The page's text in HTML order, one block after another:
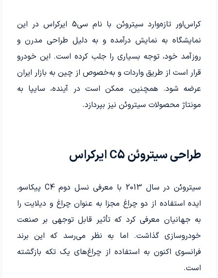
کراس‌اور تازه‌وارد سیتروئن با نام سی5 ایرکراس در این
نمایشگاه به نمایش درآمده و به دلیل طراحی مدرن و
روزآمد خود، توجه بسیاری را جلب کرده است. این خودرو
قرار است از طریق واردات و به‌خصوص از چین به بازار ایران
عرضه شود. همچنین، ممکن است در آینده، سایپا به
مونتاژ محصولات سیتروئن نیز بپردازد.
طراحی سیتروئن C5 ایرکراس
سیتروئن در سال 2013 با معرفی نسل دوم C4 پیکاسو،
ایده استفاده از دو چراغ مجزا به عنوان چراغ و دیلایت را
به جهانیان معرفی کرد که تأثیر قابل توجهی بر صنعت
خودروسازی گذاشت. اما به نظر می‌رسد که این برند
فرانسوی اکنون به استفاده از چراغ‌های یک تکه بازگشته
است.